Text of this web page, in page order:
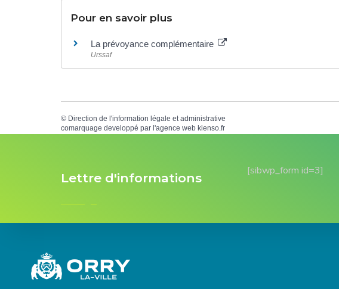
Pour en savoir plus
La prévoyance complémentaire
Urssaf
© Direction de l'information légale et administrative
comarquage developpé par l'agence web kienso.fr
Lettre d'informations [sibwp_form id=3]